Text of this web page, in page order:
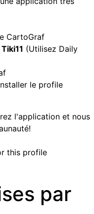
CartoGraf
Tiki11 (Utilisez Daily
le profile
l'application et nous
this profile
par